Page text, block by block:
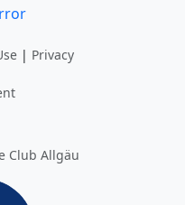
| Privacy
Club Allgäu